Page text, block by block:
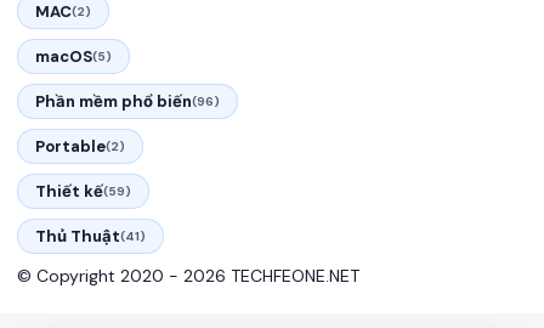
MAC(2)
macOS(5)
Phần mềm phổ biến(96)
Portable(2)
Thiết kế(59)
Thủ Thuật(41)
© Copyright 2020 - 2026 TECHFEONE.NET